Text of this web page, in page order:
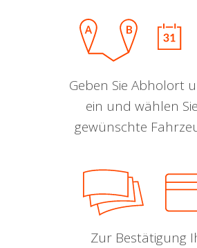
Geben Sie Abholort
ein und wählen
gewünschte
Zur Bestätigung